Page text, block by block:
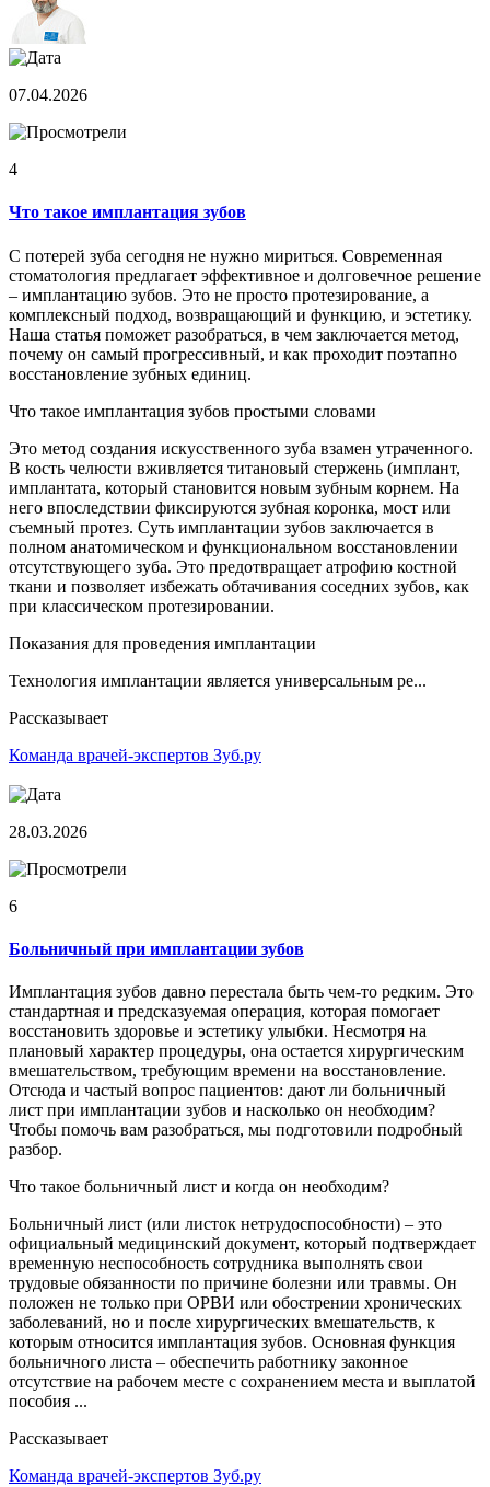
07.04.2026
4
Что такое имплантация зубов
С потерей зуба сегодня не нужно мириться. Современная
стоматология предлагает эффективное и долговечное решение
– имплантацию зубов. Это не просто протезирование, а
комплексный подход, возвращающий и функцию, и эстетику.
Наша статья поможет разобраться, в чем заключается метод,
почему он самый прогрессивный, и как проходит поэтапно
восстановление зубных единиц.
Что такое имплантация зубов простыми словами
Это метод создания искусственного зуба взамен утраченного.
В кость челюсти вживляется титановый стержень (имплант,
имплантата, который становится новым зубным корнем. На
него впоследствии фиксируются зубная коронка, мост или
съемный протез. Суть имплантации зубов заключается в
полном анатомическом и функциональном восстановлении
отсутствующего зуба. Это предотвращает атрофию костной
ткани и позволяет избежать обтачивания соседних зубов, как
при классическом протезировании.
Показания для проведения имплантации
Технология имплантации является универсальным ре...
Рассказывает
Команда врачей-экспертов Зуб.ру
28.03.2026
6
Больничный при имплантации зубов
Имплантация зубов давно перестала быть чем-то редким. Это
стандартная и предсказуемая операция, которая помогает
восстановить здоровье и эстетику улыбки. Несмотря на
плановый характер процедуры, она остается хирургическим
вмешательством, требующим времени на восстановление.
Отсюда и частый вопрос пациентов: дают ли больничный
лист при имплантации зубов и насколько он необходим?
Чтобы помочь вам разобраться, мы подготовили подробный
разбор.
Что такое больничный лист и когда он необходим?
Больничный лист (или листок нетрудоспособности) – это
официальный медицинский документ, который подтверждает
временную неспособность сотрудника выполнять свои
трудовые обязанности по причине болезни или травмы. Он
положен не только при ОРВИ или обострении хронических
заболеваний, но и после хирургических вмешательств, к
которым относится имплантация зубов. Основная функция
больничного листа – обеспечить работнику законное
отсутствие на рабочем месте с сохранением места и выплатой
пособия ...
Рассказывает
Команда врачей-экспертов Зуб.ру